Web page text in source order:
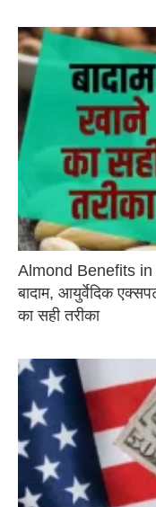
Almond Benefits in
बादाम, आयुर्वेदिक
का सही तरीका